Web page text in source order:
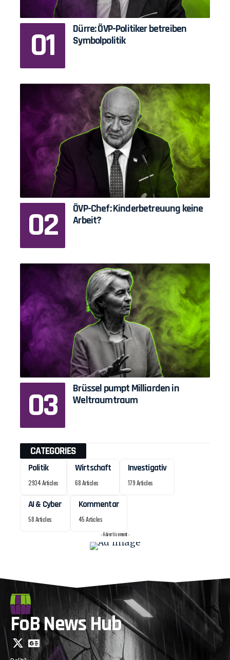
Dürre: ÖVP-Politiker betreiben
Symbolpolitik
ÖVP-Chef: Kinderbetreuung keine
Arbeit?
Brüssel pumpt Milliarden in
Weltraumtraum
CATEGORIES
Politik
2934 Articles
Wirtschaft
68 Articles
Investigativ
179 Articles
AI & Cyber
58 Articles
Kommentar
45 Articles
- Advertisement -
FoB News Hub